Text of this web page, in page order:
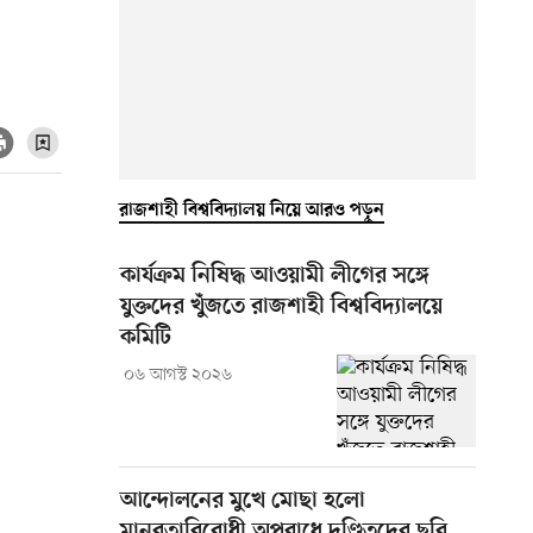
রাজশাহী বিশ্ববিদ্যালয় নিয়ে আরও পড়ুন
কার্যক্রম নিষিদ্ধ আওয়ামী লীগের সঙ্গে
যুক্তদের খুঁজতে রাজশাহী বিশ্ববিদ্যালয়ে
কমিটি
০৬ আগস্ট ২০২৬
আন্দোলনের মুখে মোছা হলো